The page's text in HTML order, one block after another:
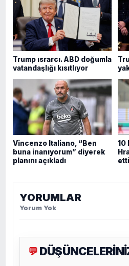
Trump ısrarcı. ABD doğumla
vatandaşlığı kısıtlıyor
Vincenzo Italiano, “Ben
buna inanıyorum” diyerek
planını açıkladı
10
YORUMLAR
Yorum Yok
💬